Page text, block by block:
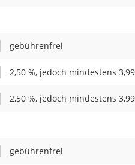
gebührenfrei
2,50 %, jedoch mindestens
2,50 %, jedoch mindestens
gebührenfrei